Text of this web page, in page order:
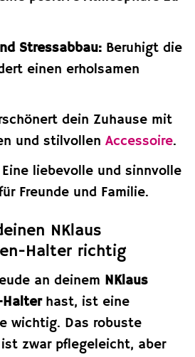
Stressabbau:Beruhigt die
einen erholsamen
dein Zuhause mit
und stilvollen Accessoire.
liebevolle und sinnvolle
Freunde und Familie.
NKlaus
Halter richtig
an deinem NKlaus
hast, ist eine
wichtig. Das robuste
zwar pflegeleicht, aber